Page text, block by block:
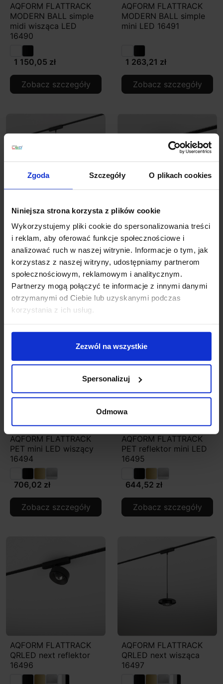
Zgoda Szczegóły O plikach cookies
Niniejsza strona korzysta z plików cookie
Wykorzystujemy pliki cookie do spersonalizowania treści
i reklam, aby oferować funkcje społecznościowe i
analizować ruch w naszej witrynie. Informacje o tym, jak
korzystasz z naszej witryny, udostępniamy partnerom
społecznościowym, reklamowym i analitycznym.
Partnerzy mogą połączyć te informacje z innymi danymi
otrzymanymi od Ciebie lub uzyskanymi podczas
korzystania z ich usług.
Zezwól na wszystkie
Spersonalizuj
Odmowa
AQFORM FLATTRACK
MODERN BALL simple
midi wisząca LED
16490
1 150,05 zł
Zobacz szczegóły
AQFORM FLATTRACK
MODERN BALL simple
mini LED 16491
1 263,21 zł
Zobacz szczegóły
AQFORM FLATTRACK
MODERN BALL simple
mini wisząca LED
16492
1 353,00 zł
Zobacz szczegóły
AQFORM FLATTRACK
PET midi LED reflektor
16493
665,43 zł
Zobacz szczegóły
AQFORM FLATTRACK
PET mini LED wiszący
16494
706,02 zł
Zobacz szczegóły
AQFORM FLATTRACK
PET reflektor mini LED
16495
644,52 zł
Zobacz szczegóły
AQFORM FLATTRACK
QRLED next reflektor
16496
AQFORM FLATTRACK
QRLED next wisząca
16497